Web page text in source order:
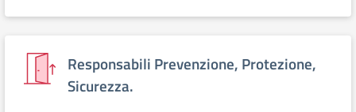
Responsabili Prevenzione, Protezione,
Sicurezza.